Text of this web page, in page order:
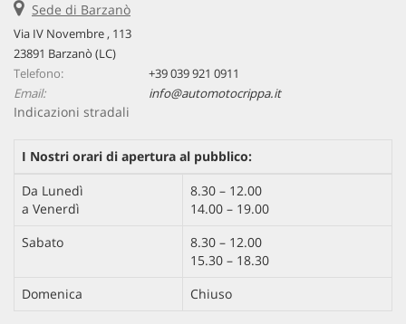
Sede di Barzanò
Via IV Novembre , 113
23891 Barzanò (LC)
Telefono:
+39 039 921 0911
Email:
info@automotocrippa.it
Indicazioni stradali
I Nostri orari di apertura al pubblico:
Da Lunedì
a Venerdì
8.30 – 12.00
14.00 – 19.00
Sabato
8.30 – 12.00
15.30 – 18.30
Domenica
Chiuso